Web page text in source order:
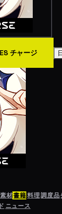
チャージ
素材書籍料理調度品
ニュース